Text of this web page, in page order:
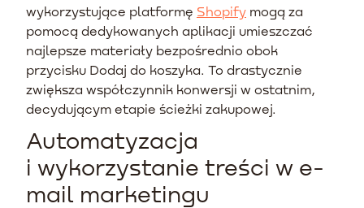
wykorzystujące platformę Shopify mogą za
pomocą dedykowanych aplikacji umieszczać
najlepsze materiały bezpośrednio obok
przycisku Dodaj do koszyka. To drastycznie
zwiększa współczynnik konwersji w ostatnim,
decydującym etapie ścieżki zakupowej.
Automatyzacja
i wykorzystanie treści w e-
mail marketingu